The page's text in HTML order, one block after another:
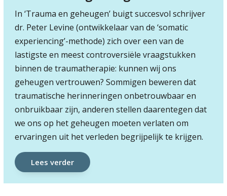
In ‘Trauma en geheugen’ buigt succesvol schrijver
dr. Peter Levine (ontwikkelaar van de ‘somatic
experiencing’-methode) zich over een van de
lastigste en meest controversiële vraagstukken
binnen de traumatherapie: kunnen wij ons
geheugen vertrouwen? Sommigen beweren dat
traumatische herinneringen onbetrouwbaar en
onbruikbaar zijn, anderen stellen daarentegen dat
we ons op het geheugen moeten verlaten om
ervaringen uit het verleden begrijpelijk te krijgen.
Lees verder